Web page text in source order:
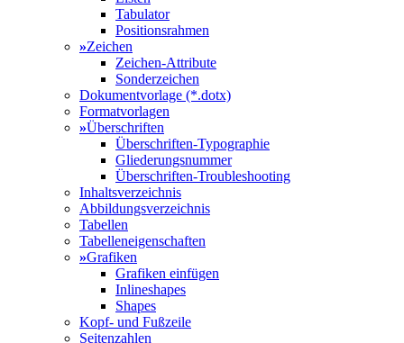
Tabulator
Positionsrahmen
»Zeichen
Zeichen-Attribute
Sonderzeichen
Dokumentvorlage (*.dotx)
Formatvorlagen
»Überschriften
Überschriften-Typographie
Gliederungsnummer
Überschriften-Troubleshooting
Inhaltsverzeichnis
Abbildungsverzeichnis
Tabellen
Tabelleneigenschaften
»Grafiken
Grafiken einfügen
Inlineshapes
Shapes
Kopf- und Fußzeile
Seitenzahlen